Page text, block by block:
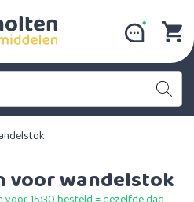
voor wandelstok